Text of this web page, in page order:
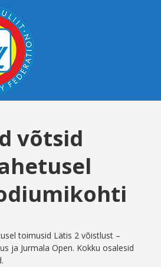
võtsid
toimusid Lätis 2 võistlust –
ja Jurmala Open. Kokku osalesid